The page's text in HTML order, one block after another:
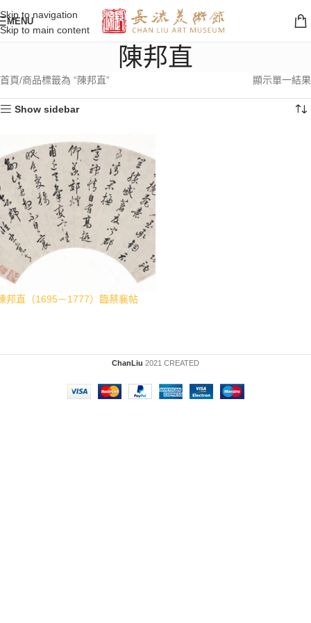
Skip to navigation
Skip to main content
MENU
陳邦直
首頁 商品標籤為 “陳邦直” 顯示單一結果
Show sidebar
邦直（1695－1777）臨蔡襄帖
ChanLiu 2021 CREATED